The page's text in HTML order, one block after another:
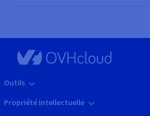
Outils
Propriété Intellectuelle